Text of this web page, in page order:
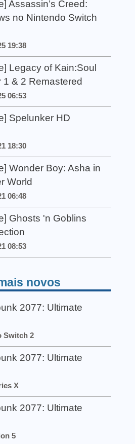
Assassin’s Creed:
no Nintendo Switch
19:38
Legacy of Kain:Soul
1 & 2 Remastered
06:53
Spelunker HD
18:30
Wonder Boy: Asha in
World
06:48
Ghosts 'n Goblins
08:53
novos
2077: Ultimate
Switch 2
2077: Ultimate
X
2077: Ultimate
5